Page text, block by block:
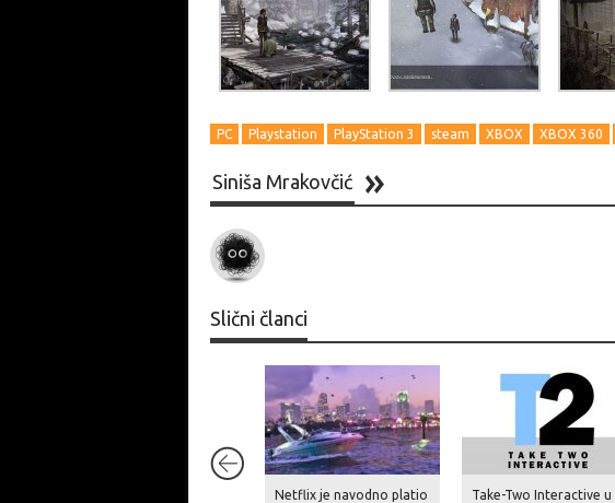
PC Playstation PlayStation 3 steam XBOX XBOX 360
Siniša Mrakovčić
Slični članci
Netflix je navodno platio
Take-Two Interactive u